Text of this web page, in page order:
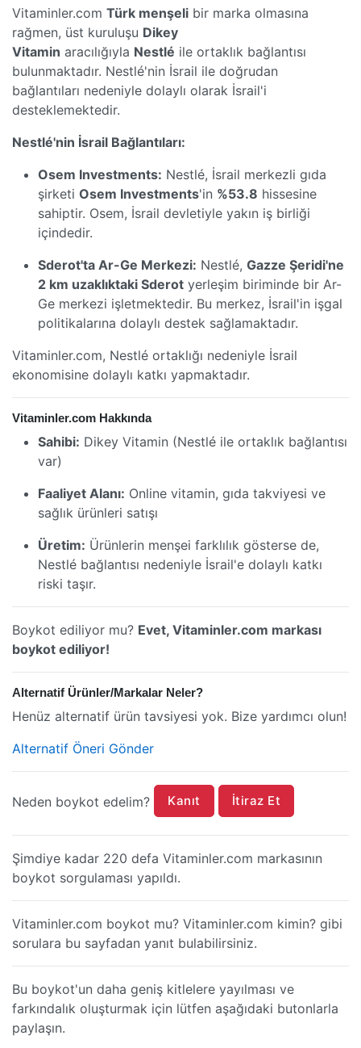
Vitaminler.com Türk menşeli bir marka olmasına
rağmen, üst kuruluşu Dikey
Vitamin aracılığıyla Nestlé ile ortaklık bağlantısı
bulunmaktadır. Nestlé'nin İsrail ile doğrudan
bağlantıları nedeniyle dolaylı olarak İsrail'i
desteklemektedir.
Nestlé'nin İsrail Bağlantıları:
Osem Investments: Nestlé, İsrail merkezli gıda
şirketi Osem Investments'in %53.8 hissesine
sahiptir. Osem, İsrail devletiyle yakın iş birliği
içindedir.
Sderot'ta Ar-Ge Merkezi: Nestlé, Gazze Şeridi'ne
2 km uzaklıktaki Sderot yerleşim biriminde bir Ar-
Ge merkezi işletmektedir. Bu merkez, İsrail'in işgal
politikalarına dolaylı destek sağlamaktadır.
Vitaminler.com, Nestlé ortaklığı nedeniyle İsrail
ekonomisine dolaylı katkı yapmaktadır.
Vitaminler.com Hakkında
Sahibi: Dikey Vitamin (Nestlé ile ortaklık bağlantısı
var)
Faaliyet Alanı: Online vitamin, gıda takviyesi ve
sağlık ürünleri satışı
Üretim: Ürünlerin menşei farklılık gösterse de,
Nestlé bağlantısı nedeniyle İsrail'e dolaylı katkı
riski taşır.
Boykot ediliyor mu? Evet, Vitaminler.com markası
boykot ediliyor!
Alternatif Ürünler/Markalar Neler?
Henüz alternatif ürün tavsiyesi yok. Bize yardımcı olun!
Alternatif Öneri Gönder
Neden boykot edelim? Kanıt İtiraz Et
Şimdiye kadar 220 defa Vitaminler.com markasının
boykot sorgulaması yapıldı.
Vitaminler.com boykot mu? Vitaminler.com kimin? gibi
sorulara bu sayfadan yanıt bulabilirsiniz.
Bu boykot'un daha geniş kitlelere yayılması ve
farkındalık oluşturmak için lütfen aşağıdaki butonlarla
paylaşın.